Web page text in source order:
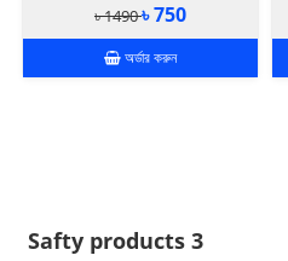
৳ 1490৳ 750
অর্ডার করুন
Safty products 3